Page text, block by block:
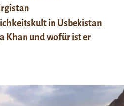
in Usbekistan
Khan und wofür ist er